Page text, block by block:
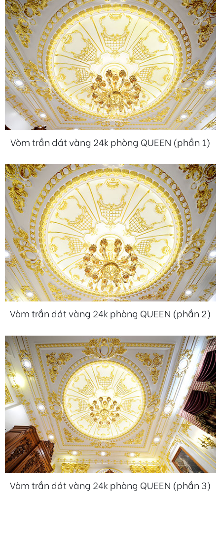
Vòm trần dát vàng 24k phòng QUEEN (phần 1)
Vòm trần dát vàng 24k phòng QUEEN (phần 2)
Vòm trần dát vàng 24k phòng QUEEN (phần 3)